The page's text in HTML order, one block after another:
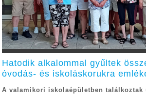
Hatodik alkalommal gyűltek
óvodás- és iskoláskorukra
A valamikori iskolaépületben találkoztak